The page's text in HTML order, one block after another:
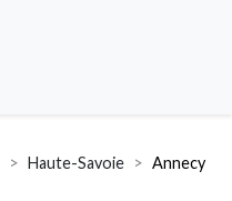
Haute-Savoie Annecy